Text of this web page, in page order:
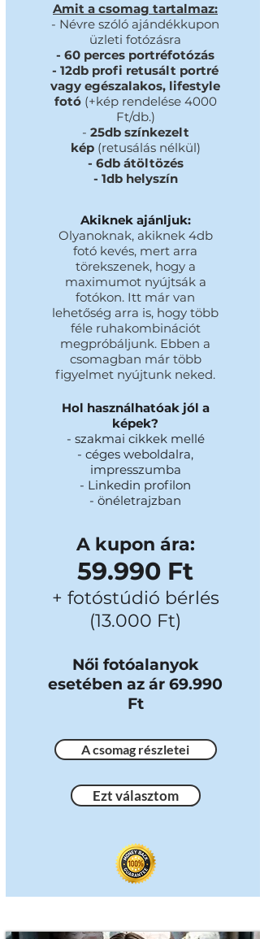
Amit a csomag tartalmaz:
- Névre szóló ajándékkupon
üzleti fotózásra
- 60 perces portréfotózás
- 12db profi retusált portré
vagy egészalakos, lifestyle
fotó (+kép rendelése 4000
Ft/db.)
- 25db színkezelt
kép(retusálás nélkül)
- 6db átöltözés
- 1db helyszín
Akiknek ajánljuk:
Olyanoknak, akiknek 4db
fotó kevés, mert arra
törekszenek, hogy a
maximumot nyújtsák a
fotókon. Itt már van
lehetőség arra is, hogy több
féle ruhakombinációt
megpróbáljunk. Ebben a
csomagban már több
figyelmet nyújtunk neked.
Hol használhatóak jól a
képek?
- szakmai cikkek mellé
- céges weboldalra,
impresszumba
- Linkedin profilon
- önéletrajzban
A kupon ára:
59.990 Ft
+ fotóstúdió bérlés
(13.000 Ft)
Női fotóalanyok
esetében az ár 69.990
Ft
A csomag részletei
Ezt választom